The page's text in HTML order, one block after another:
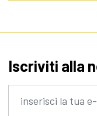
Iscriviti alla